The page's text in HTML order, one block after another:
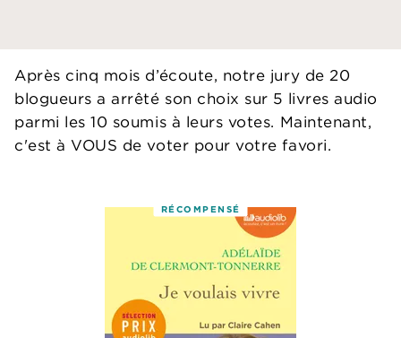
Après cinq mois d’écoute, notre jury de 20
blogueurs a arrêté son choix sur 5 livres audio
parmi les 10 soumis à leurs votes. Maintenant,
c'est à VOUS de voter pour votre favori.
RÉCOMPENSÉ